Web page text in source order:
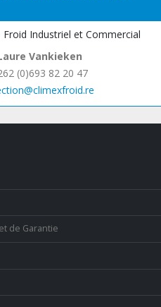
Industriel et Commercial
Vankieken
(0)693 82 20 47
de Garantie